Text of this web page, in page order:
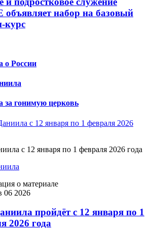
набор на базовый
курс
о России
за гонимую церковь
с 12 января по 1 февраля 2026 года
о материале
06 2026
пройдёт с 12 января по 1
2026 года